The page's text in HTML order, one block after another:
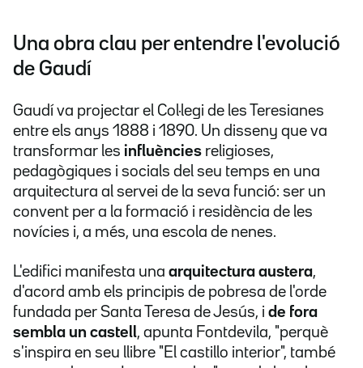
Una obra clau per entendre l'evolució
de Gaudí
Gaudí va projectar el Col·legi de les Teresianes
entre els anys 1888 i 1890. Un disseny que va
transformar les influències religioses,
pedagògiques i socials del seu temps en una
arquitectura al servei de la seva funció: ser un
convent per a la formació i residència de les
novícies i, a més, una escola de nenes.
L'edifici manifesta una arquitectura austera,
d'acord amb els principis de pobresa de l'orde
fundada per Santa Teresa de Jesús, i de fora
sembla un castell, apunta Fontdevila, "perquè
s'inspira en seu llibre "El castillo interior", també